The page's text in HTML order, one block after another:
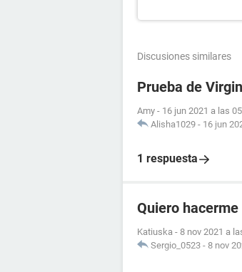
Discusiones similares
Prueba de
Amy - 16 jun 2021 a las
Alisha1029 - 16 jun
1 respuesta
Quiero
Katiuska - 8 nov 2021 a
Sergio_0523 - 8 nov